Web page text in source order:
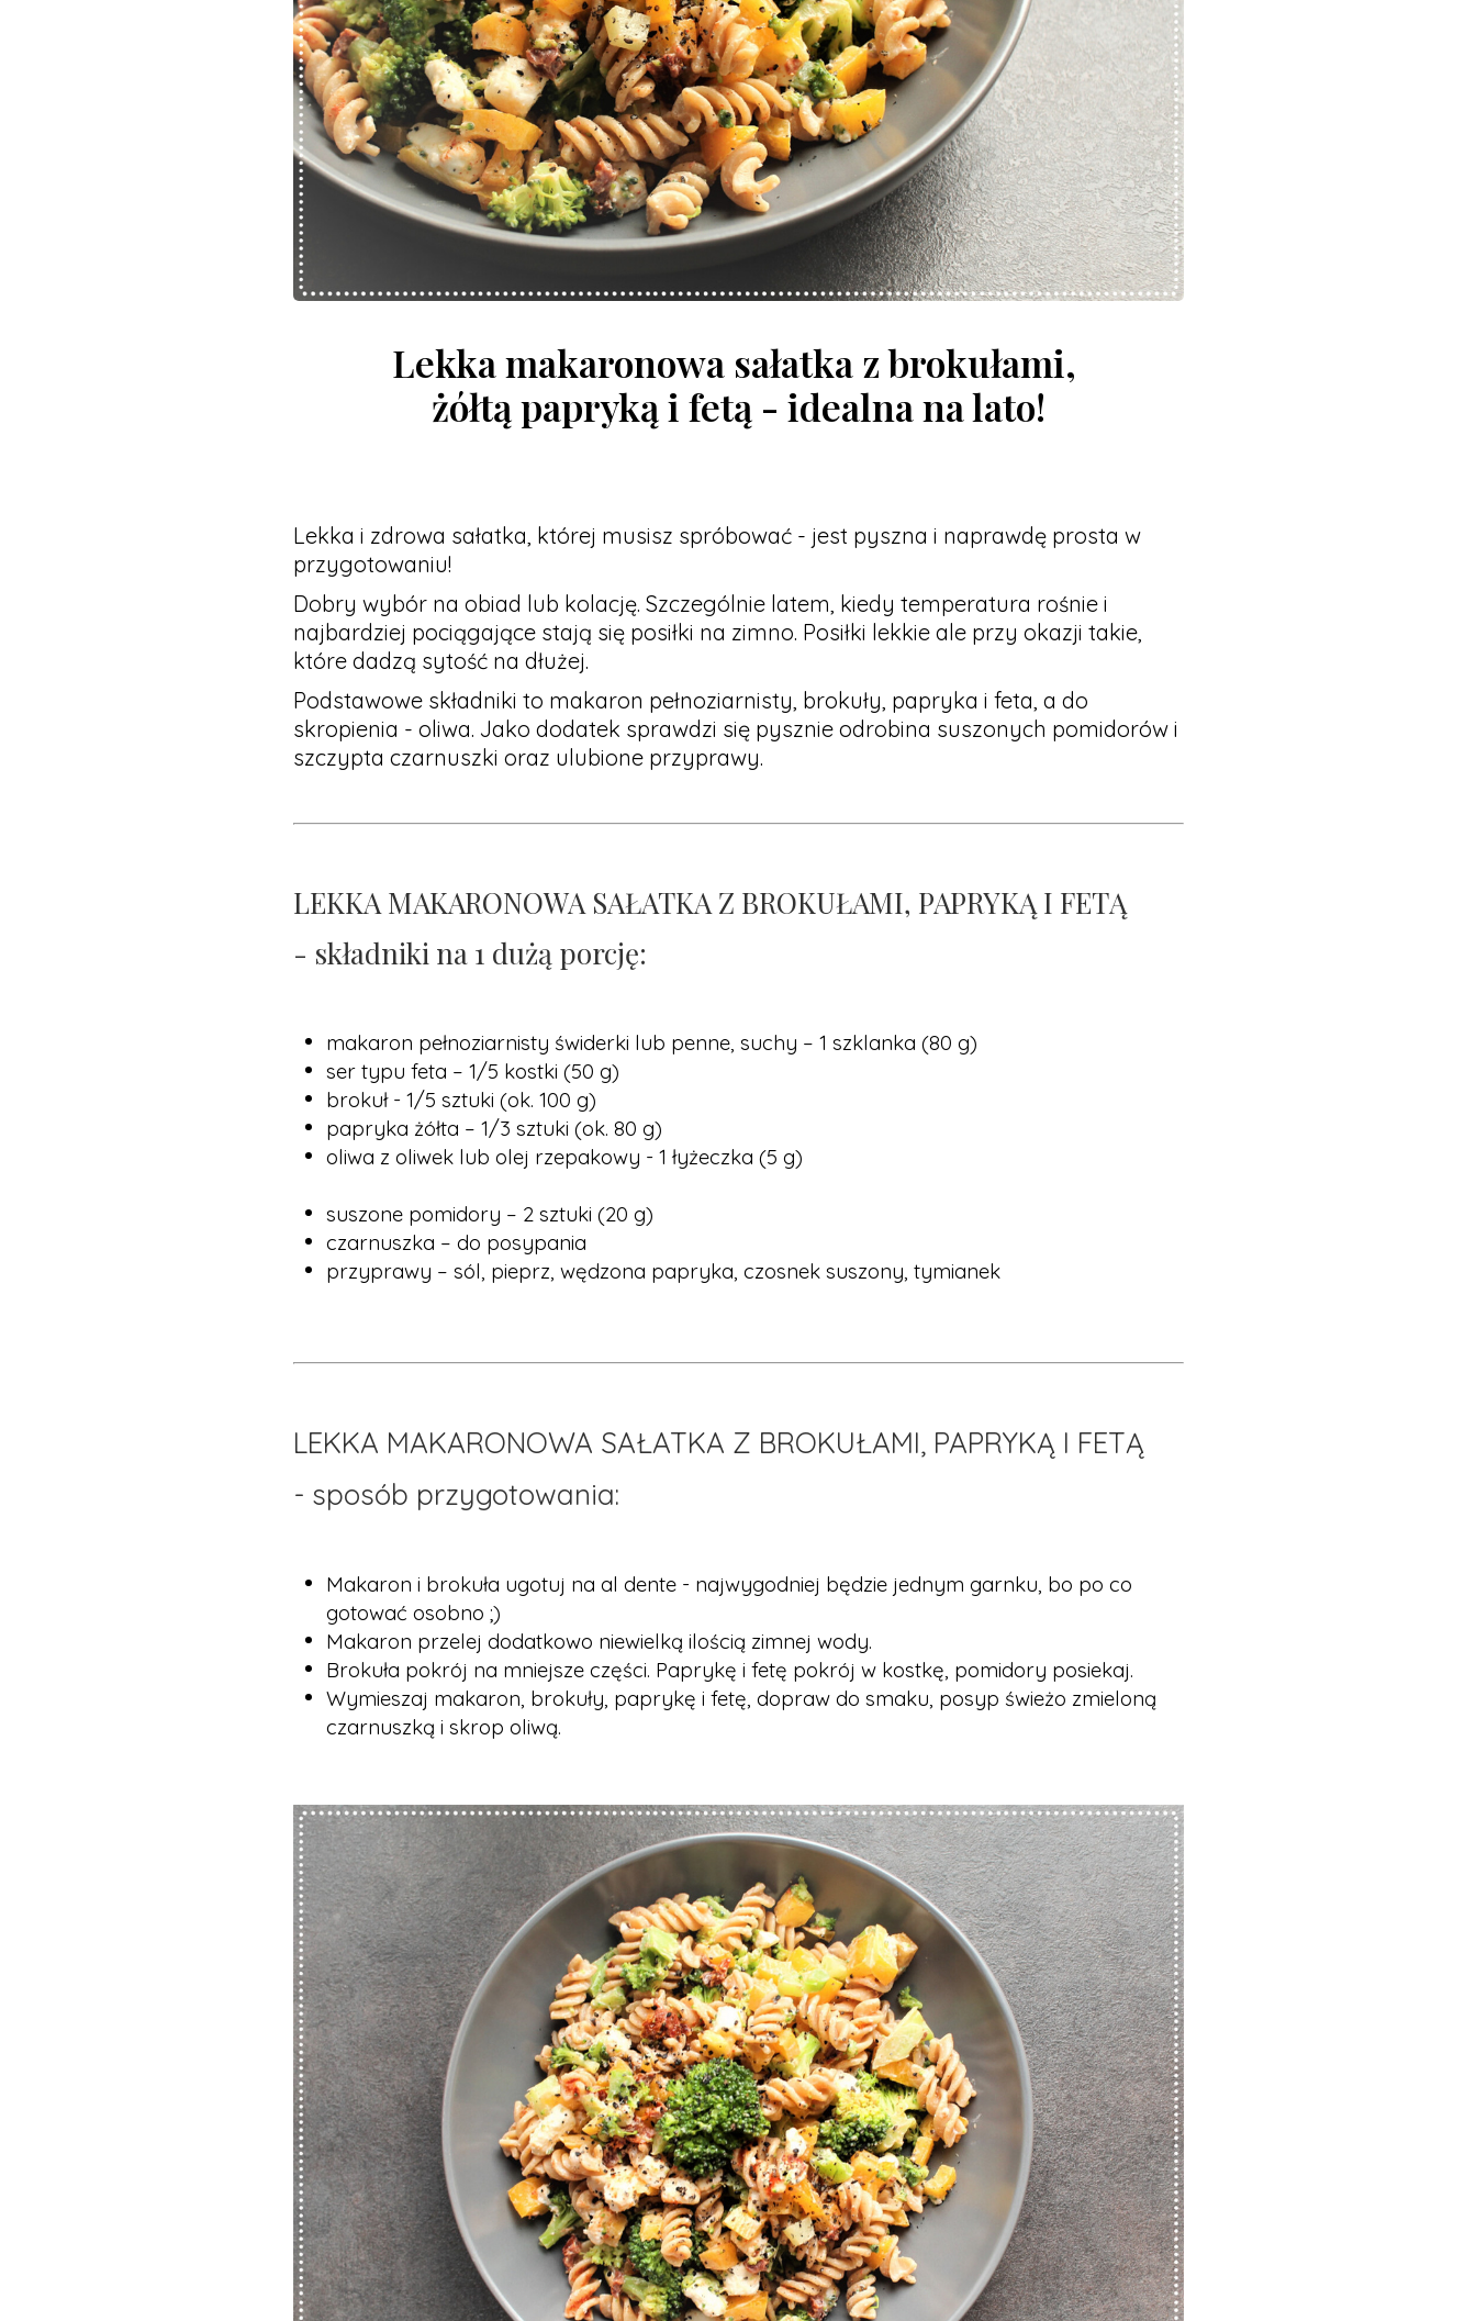
Nowotwory układu moczowo-płciowego - wsparcie
Nowotwory hematologiczne - wsparcie
Lekka makaronowa sałatka z brokułami,
żółtą papryką i fetą - idealna na lato!
Lekka i zdrowa sałatka, której musisz spróbować - jest pyszna i naprawdę prosta w
przygotowaniu!
Dobry wybór na obiad lub kolację. Szczególnie latem, kiedy temperatura rośnie i
najbardziej pociągające stają się posiłki na zimno. Posiłki lekkie ale przy okazji takie,
które dadzą sytość na dłużej.
Podstawowe składniki to makaron pełnoziarnisty, brokuły, papryka i feta, a do
skropienia - oliwa. Jako dodatek sprawdzi się pysznie odrobina suszonych pomidorów i
szczypta czarnuszki oraz ulubione przyprawy.
LEKKA MAKARONOWA SAŁATKA Z BROKUŁAMI, PAPRYKĄ I FETĄ
- składniki na 1 dużą porcję:
makaron pełnoziarnisty świderki lub penne, suchy – 1 szklanka (80 g)
ser typu feta – 1/5 kostki (50 g)
brokuł - 1/5 sztuki (ok. 100 g)
papryka żółta – 1/3 sztuki (ok. 80 g)
oliwa z oliwek lub olej rzepakowy - 1 łyżeczka (5 g)
suszone pomidory – 2 sztuki (20 g)
czarnuszka – do posypania
przyprawy – sól, pieprz, wędzona papryka, czosnek suszony, tymianek
LEKKA MAKARONOWA SAŁATKA Z BROKUŁAMI, PAPRYKĄ I FETĄ
- sposób przygotowania:
Makaron i brokuła ugotuj na al dente - najwygodniej będzie jednym garnku, bo po co
gotować osobno ;)
Makaron przelej dodatkowo niewielką ilością zimnej wody.
Brokuła pokrój na mniejsze części. Paprykę i fetę pokrój w kostkę, pomidory posiekaj.
Wymieszaj makaron, brokuły, paprykę i fetę, dopraw do smaku, posyp świeżo zmieloną
czarnuszką i skrop oliwą.